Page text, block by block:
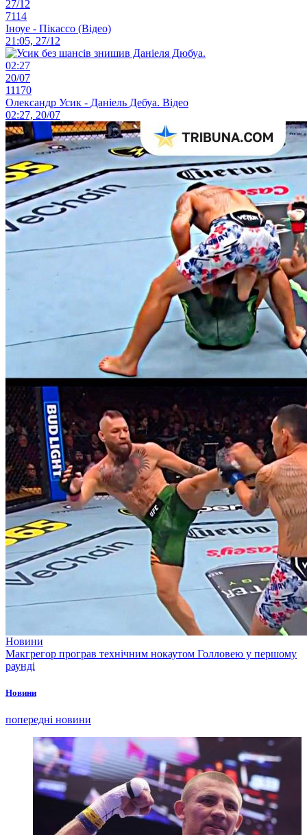
27/12
7114
Іноуе - Пікассо (Відео)
21:05, 27/12
02:27
20/07
11170
Олександр Усик - Даніель Дебуа. Відео
02:27, 20/07
Новини
Макгрегор програв технічним нокаутом Голловею у першому
раунді
Новини
попередні новини